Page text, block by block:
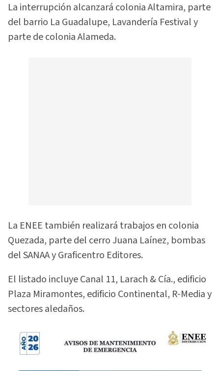
La interrupción alcanzará colonia Altamira, parte
del barrio La Guadalupe, Lavandería Festival y
parte de colonia Alameda.
La ENEE también realizará trabajos en colonia
Quezada, parte del cerro Juana Laínez, bombas
del SANAA y Graficentro Editores.
El listado incluye Canal 11, Larach & Cía., edificio
Plaza Miramontes, edificio Continental, R-Media y
sectores aledaños.